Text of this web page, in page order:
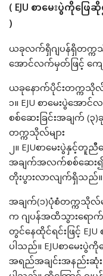
( EJU စာမေးပွဲကိုဖြ
)
ယခုလက်ရှိဂျပန်ရှိတက္က
အောင်လက်မှတ်ဖြင့် ကျ
ယခုနောက်ပိုင်းတက္ကသို
၁။ EJU စာမေးပွဲအော
စစ်ဆေးခြင်းအချက် (၃
တက္ကသိုလ်များ
၂။ EJUစာမေးပွဲနှင့်တူညီ
အချက်အလက်စစ်ဆေး
တိုးပွားလာလျက်ရှိသည်။
အချက်(၁)ပုံစံတက္ကသိုလ်မ
က ဂျပန်အထိသွားရောက်ပ
တွင်နေထိုင်ရင်းဖြင့်
ပါသည်။ EJUစာမေးပွဲ
အရည်အချင်းအနည်းဆုံ